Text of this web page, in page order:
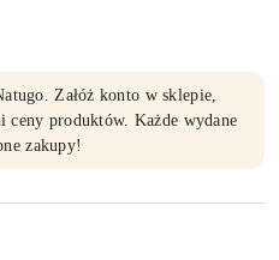
Załóż konto w sklepie,
produktów. Każde wydane
zakupy!